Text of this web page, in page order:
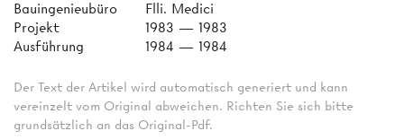
Bauingenieubüro
Flli. Medici
Projekt
1983 — 1983
Ausführung
1984 — 1984
Der Text der Artikel wird automatisch generiert und kann
vereinzelt vom Original abweichen. Richten Sie sich bitte
grundsätzlich an das Original-Pdf.